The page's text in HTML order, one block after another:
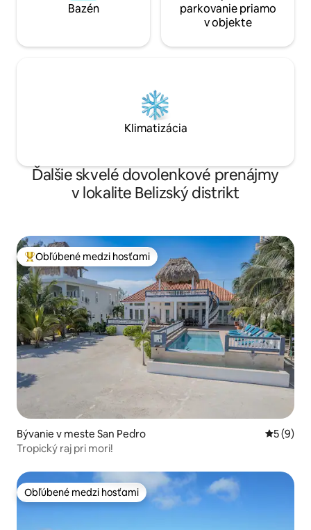
Bazén
parkovanie priamo
v objekte
Klimatizácia
Ďalšie skvelé dovolenkové prenájmy
v lokalite Belizský distrikt
Najobľúbenejšie medzi hosťami
Obľúbené medzi hosťami
Bývanie v meste San Pedro
5 (9)
Tropický raj pri mori!
Obľúbené medzi hosťami
Obľúbené medzi hosťami